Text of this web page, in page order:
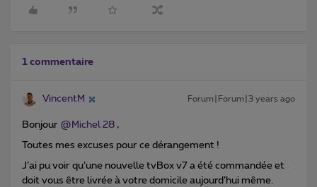
1 commentaire
VincentM Forum|Forum|3 years ago
Bonjour @Michel 28 ,
Toutes mes excuses pour ce dérangement !
J’ai pu voir qu’une nouvelle tvBox v7 a été commandée et
doit vous être livrée à votre domicile aujourd’hui même.